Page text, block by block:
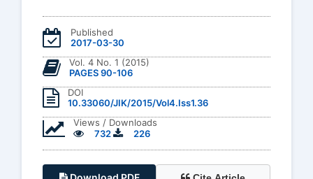
Published
2017-03-30
Vol. 4 No. 1 (2015)
PAGES 90-106
DOI
10.33060/JIK/2015/Vol4.Iss1.36
Views / Downloads
732
226